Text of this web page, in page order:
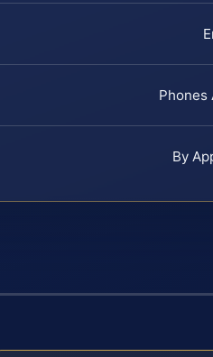
Phones
By